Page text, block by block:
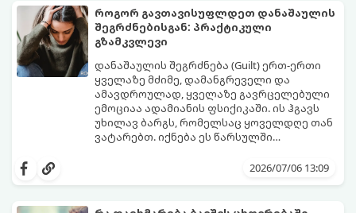
წესი:
როგორ გავთავისუფლდეთ დანაშაულის
შეგრძნებისგან: პრაქტიკული
გზამკვლევი
დანაშაულის შეგრძნება (Guilt) ერთ-ერთი
ყველაზე მძიმე, დამანგრეველი და
ამავდროულად, ყველაზე გავრცელებული
ემოციაა ადამიანის ფსიქიკაში. ის ჰგავს
უხილავ ბარგს, რომელსაც ყოველდღე თან
ვატარებთ. იქნება ეს წარსულში
ტკენა, ოჯახის წევრებისთვის
გადაჭარბებული მოთხოვნები
დანაშაულის გრძნობას აქვს თავისი
საკუთარი თუ საზოგადოებრივი მორალური
2026/07/06 13:09